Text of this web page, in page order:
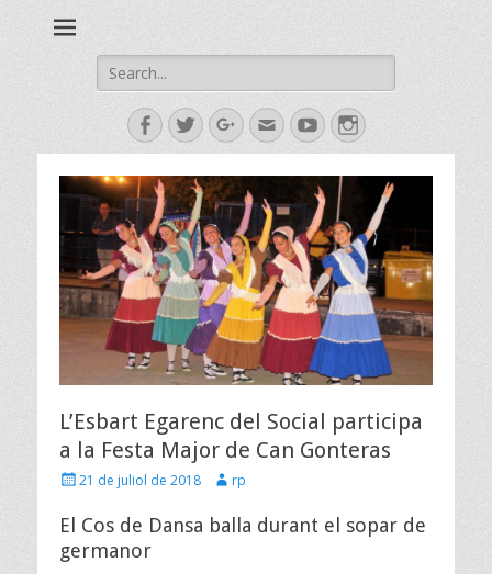
Search
for:
Facebook
TwitterGoogleplus
EmailYouTubeInstagram
L’Esbart Egarenc del Social participa
a la Festa Major de Can Gonteras
Posted
21 de juliol de 2018 Author
rp
El Cos de Dansa balla durant el sopar de
germanor